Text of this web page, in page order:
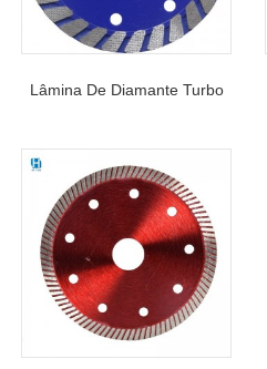
Lâmina De Diamante Turbo
Atacado Para Corte A Seco
De Granito Duro, Concreto